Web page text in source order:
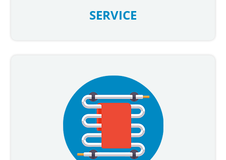
SERVICE